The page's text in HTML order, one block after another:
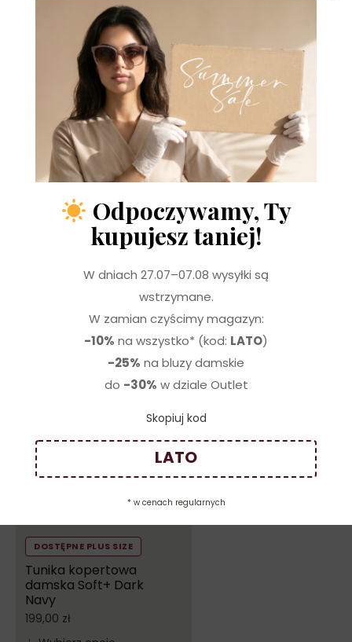
Tunika kopertowa
damska Soft+ Bordo
Wybierz opcje
199,00
Wybierz opcje
-29%
DOSTĘPNE PLUS SIZE
Tunika kopertowa
damska Soft+
Carmel
199,00zł
-29%
DOSTĘPNE PLUS SIZE
Tunika kopertowa
Choco
199,00
140,90zł
ANTYBAKTERYJNA ·
199,00 zł
ANTYBAKTERYJNA ·
damska Soft+ Dark
Green
199,00zł
DOSTĘPNE PLUS SIZE
Tunika kopertowa
damska Soft+ Dark
Navy
199,00 zł
Odpoczywamy, Ty
kupujesz taniej!
W dniach 27.07–07.08 wysyłki są
wstrzymane.
W zamian czyścimy magazyn:
-10% na wszystko* (kod: LATO)
-25% na bluzy damskie
do -30% w dziale Outlet
Skopiuj kod
LATO
* w cenach regularnych